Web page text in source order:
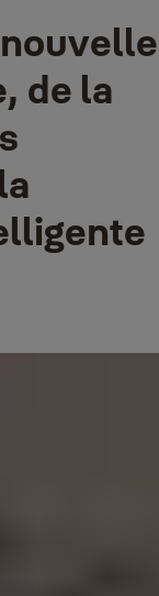
de la